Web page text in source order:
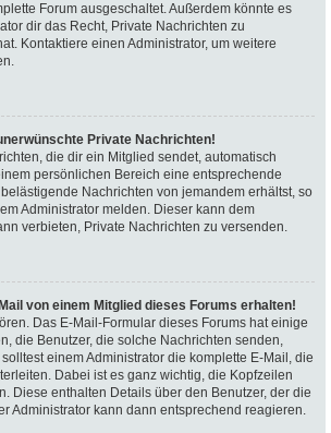
Forum ausgeschaltet. Außerdem könnte es
dir das Recht, Private Nachrichten zu
Kontaktiere einen Administrator, um weitere
Private Nachrichten!
die dir ein Mitglied sendet, automatisch
persönlichen Bereich eine entsprechende
Nachrichten von jemandem erhältst, so
Administrator melden. Dieser kann dem
verbieten, Private Nachrichten zu versenden.
von einem Mitglied dieses Forums erhalten!
Das E-Mail-Formular dieses Forums hat einige
die Benutzer, die solche Nachrichten senden,
einem Administrator die komplette E-Mail, die
Dabei ist es ganz wichtig, die Kopfzeilen
Diese enthalten Details über den Benutzer, der die
Administrator kann dann entsprechend reagieren.